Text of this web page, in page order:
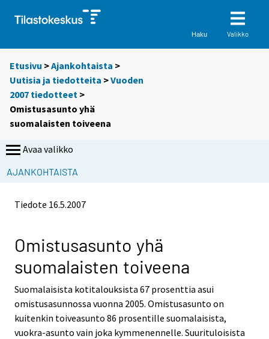
Haku Valikko
Etusivu >Ajankohtaista >
Uutisia ja tiedotteita >Vuoden
2007 tiedotteet >
Omistusasunto yhä
suomalaisten toiveena
Avaa valikko
AJANKOHTAISTA
Tiedote 16.5.2007
Omistusasunto yhä
suomalaisten toiveena
Suomalaisista kotitalouksista 67 prosenttia asui
omistusasunnossa vuonna 2005. Omistusasunto on
kuitenkin toiveasunto 86 prosentille suomalaisista,
vuokra-asunto vain joka kymmenennelle. Suurituloisista